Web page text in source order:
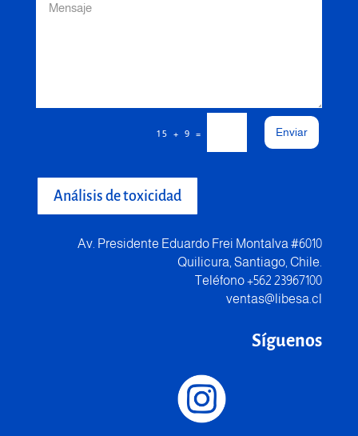
15 + 9 = Enviar
Análisis de toxicidad
Av. Presidente Eduardo Frei Montalva #6010
Quilicura, Santiago, Chile.
Teléfono +562 23967100
ventas@libesa.cl
Síguenos